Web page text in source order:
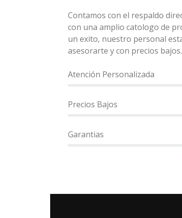
Contamos con el respaldo
con una amplio catologo de
un exito, nuestro personal
asesorarte y con precios bajos.
Atención Personalizada
Precios Bajos
Garantias